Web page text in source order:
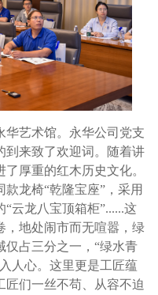
华艺术馆。永华公司党支
到来致了欢迎词。随着讲
厚重的红木历史文化。
龙椅“乾隆宝座”，采用
云龙八宝顶箱柜”......这
，地处闹市而无喧嚣，绿
仅占三分之一，“绿水青
人心。这里更是工匠蕴
匠们一丝不苟、从容不迫